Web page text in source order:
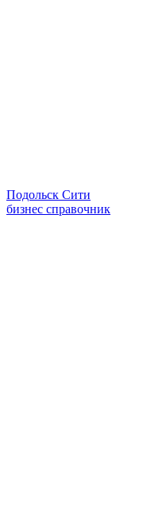
Подольск Сити
бизнес справочник